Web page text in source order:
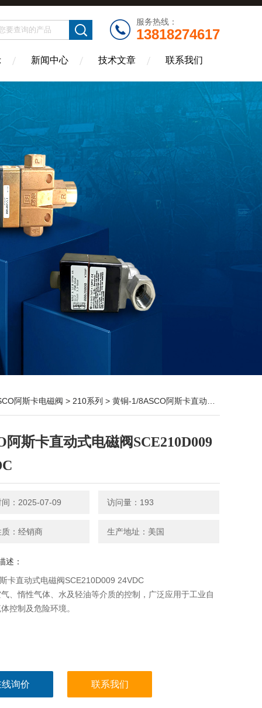
服务热线：
13818274617
新闻中心 技术文章 联系我们
阿斯卡电磁阀 > 210系列 > 黄铜-1/8ASCO阿斯卡直动式电磁阀SCE210D009 24VDC
阿斯卡直动式电磁阀SCE210D009
间：2025-07-09 访问量：193
：经销商 生产地址：美国
述：
卡直动式电磁阀SCE210D009 24VDC
、惰性气体、水及轻油等介质的控制，广泛应用于工业自
控制及危险环境。
询价 联系我们